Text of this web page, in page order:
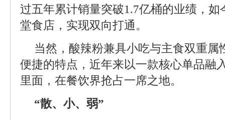
过五年累计销量突破1.7亿桶的业绩，
堂食店，实现双向打通。
当然，酸辣粉兼具小吃与主食双重属
便捷的特点，近年来以一款核心单品融
里面，在餐饮界抢占一席之地。
“散、小、弱”